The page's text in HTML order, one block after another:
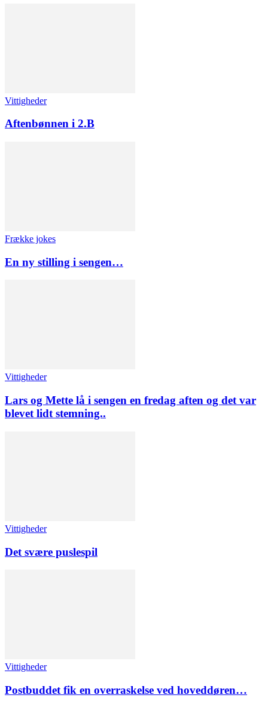
Vittigheder
Aftenbønnen i 2.B
Frække jokes
En ny stilling i sengen…
Vittigheder
Lars og Mette lå i sengen en fredag aften og det var
blevet lidt stemning..
Vittigheder
Det svære puslespil
Vittigheder
Postbuddet fik en overraskelse ved hoveddøren…